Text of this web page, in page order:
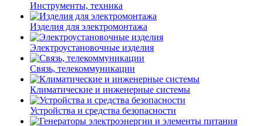
Инструменты, техника
Изделия для электромонтажа
Электроустановочные изделия
Связь, телекоммуникации
Климатические и инженерные системы
Устройства и средства безопасности